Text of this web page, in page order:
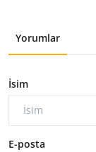
Yorumlar
İsim
E-posta